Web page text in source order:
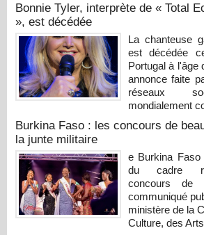
Bonnie Tyler, interprète de « Total
», est décédée
La chanteuse
est décédée
Portugal à l'âge
annonce faite
réseaux
mondialement
Burkina Faso : les concours de
la junte militaire
e Burkina Faso
du cadre
concours de
communiqué
ministère de la
Culture, des